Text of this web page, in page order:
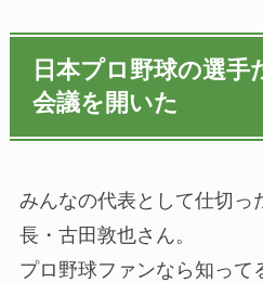
日本プロ野球の選手
会議を開いた
みんなの代表として仕切っ
長・古田敦也さん。
プロ野球ファンなら知って